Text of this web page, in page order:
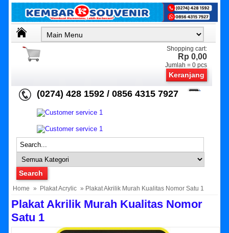
Shopping cart:
Rp 0,00
Jumlah =0 pcs
Keranjang
(0274) 428 1592 / 0856 4315 7927
Home » Plakat Acrylic » Plakat Akrilik Murah Kualitas Nomor Satu 1
Plakat Akrilik Murah Kualitas Nomor
Satu 1